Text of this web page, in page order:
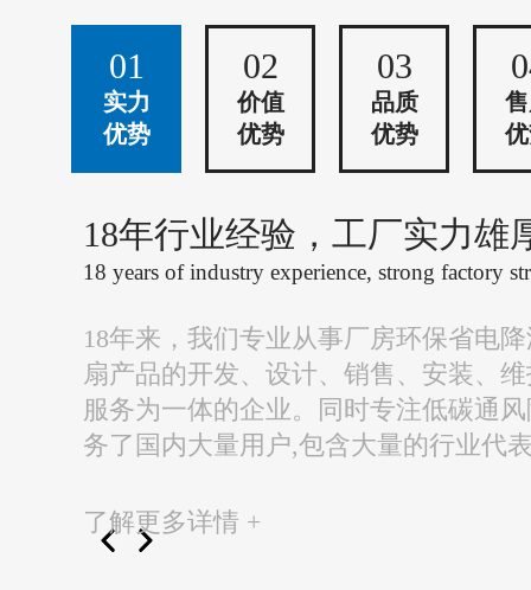
01
实力
优势
02
价值
优势
03
品质
优势
18年行业经验，工厂实力雄
18 years of industry experience, strong factory
18年来，我们专业从事厂房环保省电
扇产品的开发、设计、销售、安装、
服务为一体的企业。同时专注低碳通
务了国内大量用户,包含大量的行业代
了解更多详情 +